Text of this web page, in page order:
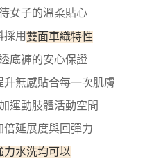
費，但若您需要取消訂單，請聯絡
單仍視為有效，需透過AFTEE先享
」之結帳頁面顯示為準，若有關於
關疑問，請聯繫「AFTEE先享後付
support/home
料，並將交易相關給付款項請求債
下網址：
運費
女子的溫柔貼心
採用雙面車織特性
底褲的安心保證
升無感貼合每一次肌膚
運動肢體活動空間
倍延展度與回彈力
力水洗均可以